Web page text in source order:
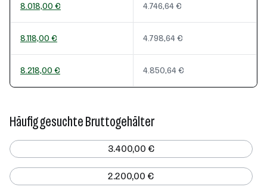
8.018,00 € 4.746,64 €
8.118,00 € 4.798,64 €
8.218,00 € 4.850,64 €
Häufig gesuchte Bruttogehälter
3.400,00 €
2.200,00 €